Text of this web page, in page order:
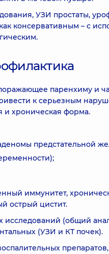
УЗИ простаты,
консервативным – с
паренхиму и
к серьезным
и хроническая форма.
предстательной
иммунитет,
острый цистит.
исследований (общий
(УЗИ и КТ почек).